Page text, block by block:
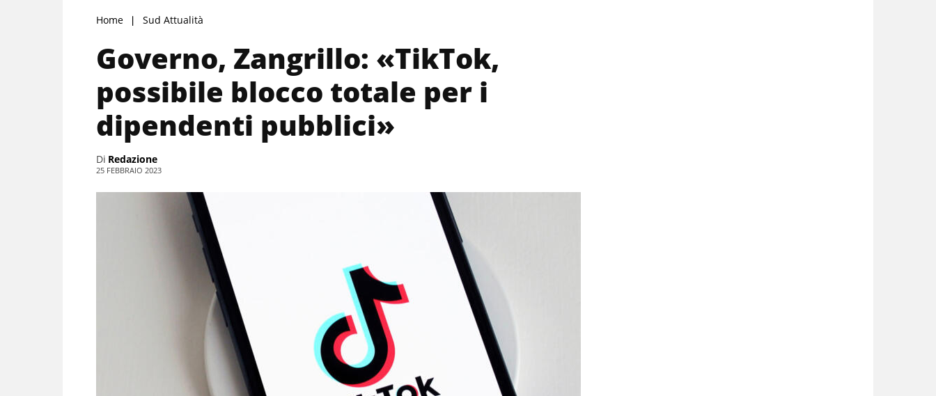
Home Sud Attualità
Governo, Zangrillo: «TikTok,
possibile blocco totale per i
dipendenti pubblici»
Di Redazione
25 FEBBRAIO 2023